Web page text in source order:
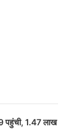
पहुंची, 1.47 लाख